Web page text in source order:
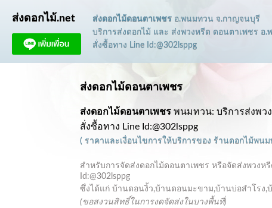
ส่งดอกไม้.net ส่งดอกไม้ดอนตาเพชร อ.พนมทวน จ.กาญจนบุรี
บริการส่งดอกไม้ และ ส่งพวงหรีด ดอนตาเพชร อ
สั่งซื้อทาง Line Id:@302lsppg
ส่งดอกไม้ดอนตาเพชร
ส่งดอกไม้ดอนตาเพชร พนมทวน: บริการส่งพว
สั่งซื้อทาง Line Id:@302lsppg
( ราคาและเงื่อนไขการให้บริการของ ร้านดอกไม้พนม
สำหรับการจัดส่งดอกไม้ดอนตาเพชร หรือจัดส่งพวงห
Id:@302lsppg
ซึ่งได้แก่ บ้านดอนงิ้ว,บ้านดอนมะขาม,บ้านบ่อสำโรง
(ขอสงวนสิทธิ์ในการงดจัดส่งในบางพื้นที่)